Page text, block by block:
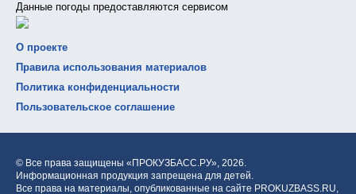
Данные погоды предоставляются сервисом
О проекте
Правила использования материалов
Политика конфиденциальности
Пользовательское соглашение
© Все права защищены «ПРОКУЗБАСС.РУ», 2026.
Информационная продукция запрещена для детей.
Все права на материалы, опубликованные на сайте PROKUZBASS.RU,